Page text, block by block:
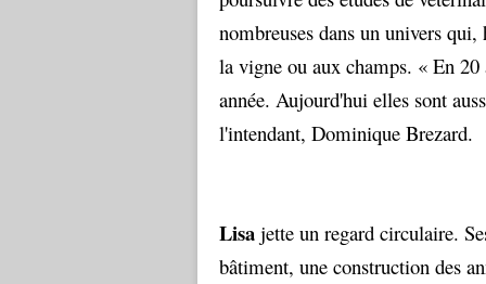
nombreuses dans un univers
la vigne ou aux champs. « En
année. Aujourd'hui elles sont
l'intendant, Dominique Brezard.
Lisa jette un regard circulaire.
bâtiment, une construction des